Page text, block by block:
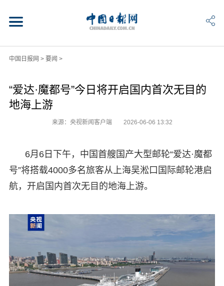
中国日报网 > 要闻 >
“爱达·魔都号”今日将开启国内首次无目的
地海上游
来源：央视新闻客户端 2026-06-06 13:32
6月6日下午，中国首艘国产大型邮轮“爱达·魔都
号”将搭载4000多名旅客从上海吴淞口国际邮轮港启
航，开启国内首次无目的地海上游。